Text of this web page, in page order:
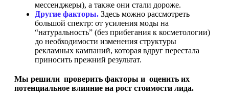
мессенджеры), а также они стали дороже.
Другие факторы. Здесь можно рассмотреть
большой спектр: от усиления моды на
“натуральность” (без прибегания к косметологии)
до необходимости изменения структуры
рекламных кампаний, которая вдруг перестала
приносить прежний результат.
Мы решили проверить факторы и оценить их
потенциальное влияние на рост стоимости лида.